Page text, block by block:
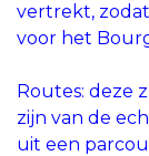
vertrekt,
voor het
Routes: deze
zijn van de
uit een